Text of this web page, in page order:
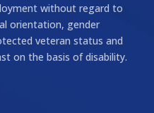
without regard to
orientation, gender
veteran status and
on the basis of disability.